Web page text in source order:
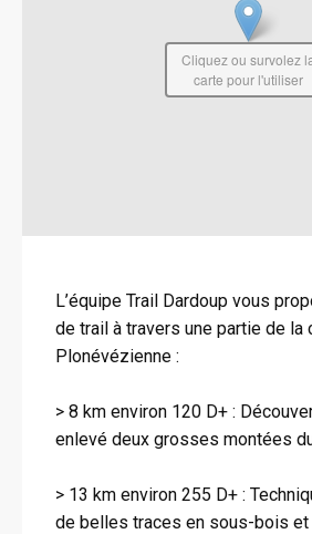
Cliquez ou survolez
carte pour l'utiliser
L’équipe Trail Dardoup vous
de trail à travers une partie de la
Plonévézienne :
> 8 km environ 120 D+ :
enlevé deux grosses montées
> 13 km environ 255 D+ :
de belles traces en sous-bois et